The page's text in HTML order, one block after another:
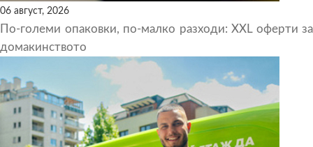
06 август, 2026
По-големи опаковки, по-малко разходи: XXL оферти за
домакинството